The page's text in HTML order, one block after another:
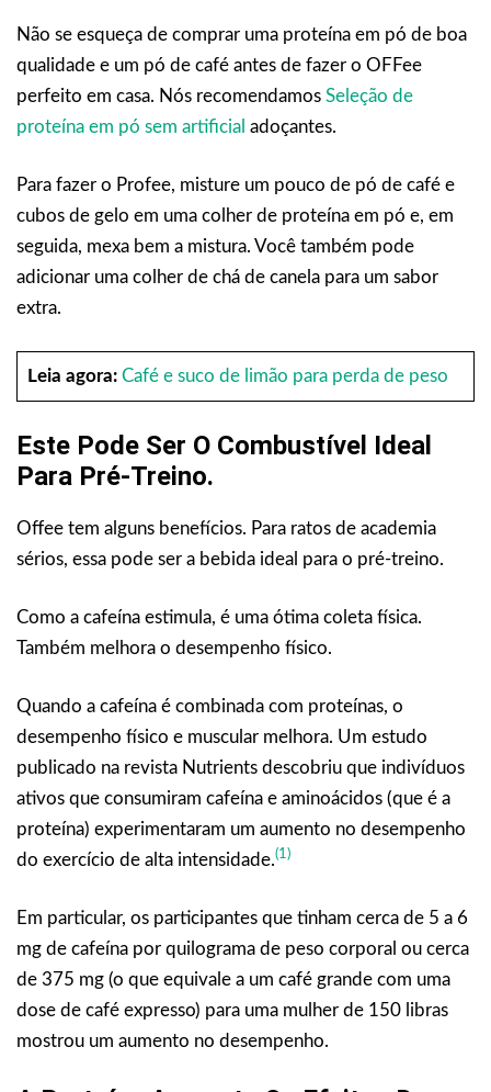
Não se esqueça de comprar uma proteína em pó de boa
qualidade e um pó de café antes de fazer o OFFee
perfeito em casa. Nós recomendamos Seleção de
proteína em pó sem artificial adoçantes.
Para fazer o Profee, misture um pouco de pó de café e
cubos de gelo em uma colher de proteína em pó e, em
seguida, mexa bem a mistura. Você também pode
adicionar uma colher de chá de canela para um sabor
extra.
Leia agora: Café e suco de limão para perda de peso
Este Pode Ser O Combustível Ideal
Para Pré-Treino.
Offee tem alguns benefícios. Para ratos de academia
sérios, essa pode ser a bebida ideal para o pré-treino.
Como a cafeína estimula, é uma ótima coleta física.
Também melhora o desempenho físico.
Quando a cafeína é combinada com proteínas, o
desempenho físico e muscular melhora. Um estudo
publicado na revista Nutrients descobriu que indivíduos
ativos que consumiram cafeína e aminoácidos (que é a
proteína) experimentaram um aumento no desempenho
do exercício de alta intensidade.(1)
Em particular, os participantes que tinham cerca de 5 a 6
mg de cafeína por quilograma de peso corporal ou cerca
de 375 mg (o que equivale a um café grande com uma
dose de café expresso) para uma mulher de 150 libras
mostrou um aumento no desempenho.